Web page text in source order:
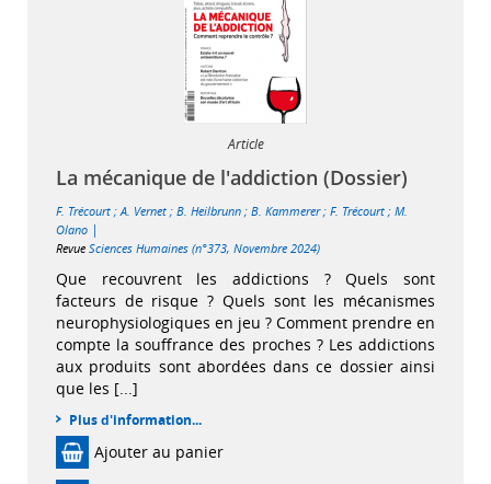
Article
La mécanique de l'addiction (Dossier)
F. Trécourt ; A. Vernet ; B. Heilbrunn ; B. Kammerer; F. Trécourt ; M.
Olano |
Revue Sciences Humaines (n°373, Novembre 2024)
Que recouvrent les addictions ? Quels sont
facteurs de risque ? Quels sont les mécanismes
neurophysiologiques en jeu ? Comment prendre en
compte la souffrance des proches ? Les addictions
aux produits sont abordées dans ce dossier ainsi
que les [...]
Plus d'information...
Ajouter au panier